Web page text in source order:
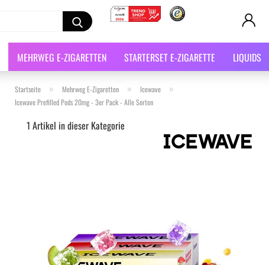
MEHRWEG E-ZIGARETTEN STARTERSET E-ZIGARETTE LIQUIDS
Startseite » Mehrweg E-Zigaretten » Icewave »
Icewave Prefilled Pods 20mg - 3er Pack - Alle Sorten
1 Artikel in dieser Kategorie